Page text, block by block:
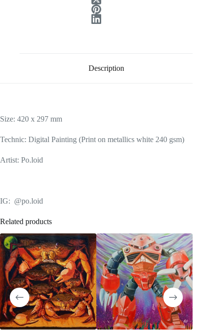
Description
Size: 420 x 297 mm
Technic: Digital Painting (Print on metallics white 240 gsm)
Artist: Po.loid
IG: @po.loid
Related products